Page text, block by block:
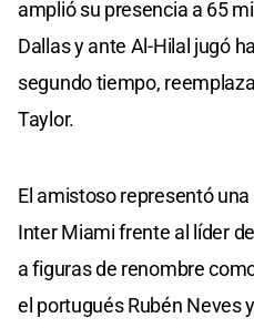
amplió su presencia a 65
Dallas y ante Al-Hilal jugó
segundo tiempo,
Taylor.
El amistoso representó
Inter Miami frente al líder
a figuras de renombre
el portugués Rubén Neves